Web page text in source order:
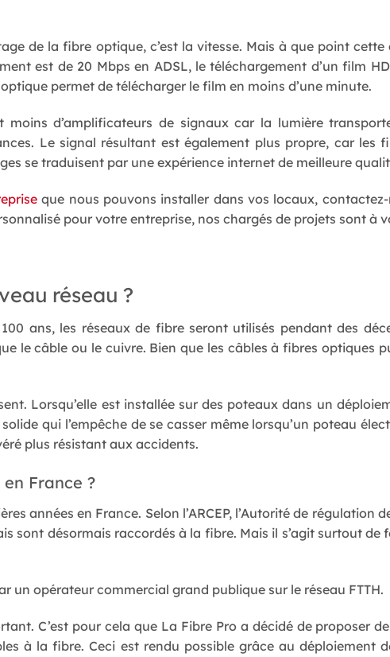
de la fibre optique, c’est la vitesse. Mais à que point
est de 20 Mbps en ADSL, le téléchargement d’un film
permet de télécharger le film en moins d’une minute.
d’amplificateurs de signaux car la lumière
Le signal résultant est également plus propre, car les
se traduisent par une expérience internet de meilleure
que nous pouvons installer dans vos locaux, contactez-
pour votre entreprise, nos chargés de projets sont à
réseau ?
ans, les réseaux de fibre seront utilisés pendant des
le câble ou le cuivre. Bien que les câbles à fibres optiques
Lorsqu’elle est installée sur des poteaux dans un
qui l’empêche de se casser même lorsqu’un poteau
plus résistant aux accidents.
France ?
années en France. Selon l’ARCEP, l’Autorité de régulation
sont désormais raccordés à la fibre. Mais il s’agit surtout de
un opérateur commercial grand publique sur le réseau FTTH.
C’est pour cela que La Fibre Pro a décidé de proposer
à la fibre. Ceci est rendu possible grâce au déploiement